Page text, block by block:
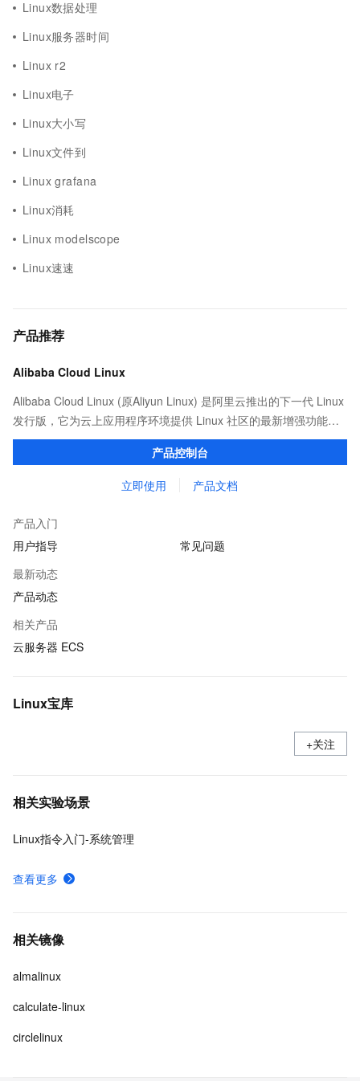
Linux数据处理
Linux服务器时间
Linux r2
Linux电子
Linux大小写
Linux文件到
Linux grafana
Linux消耗
Linux modelscope
Linux速速
产品推荐
Alibaba Cloud Linux
Alibaba Cloud Linux (原Aliyun Linux) 是阿里云推出的下一代 Linux
发行版，它为云上应用程序环境提供 Linux 社区的最新增强功能，
在提供云上最佳用户体验的同时，也针对阿里云基础设施做了深度
产品控制台
立即使用 产品文档
产品入门
用户指导
常见问题
最新动态
产品动态
相关产品
云服务器 ECS
Linux宝库
+关注
相关实验场景
Linux指令入门-系统管理
查看更多
相关镜像
almalinux
calculate-linux
circlelinux